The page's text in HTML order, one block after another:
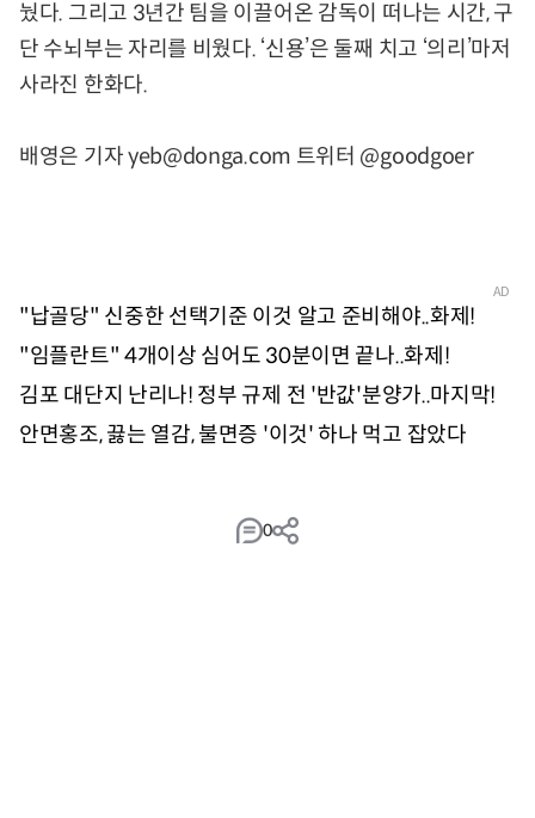
눴다. 그리고 3년간 팀을 이끌어온 감독이 떠나는 시간, 구
단 수뇌부는 자리를 비웠다. ‘신용’은 둘째 치고 ‘의리’마저
사라진 한화다.
배영은 기자 yeb@donga.com 트위터 @goodgoer
0